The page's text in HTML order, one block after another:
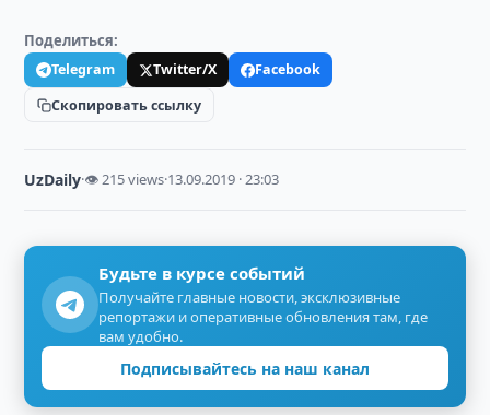
Поделиться:
Telegram Twitter/X
Facebook
Скопировать ссылку
UzDaily·👁 215 views·13.09.2019 · 23:03
Будьте в курсе событий
Получайте главные новости, эксклюзивные
репортажи и оперативные обновления там, где
вам удобно.
Подписывайтесь на наш канал